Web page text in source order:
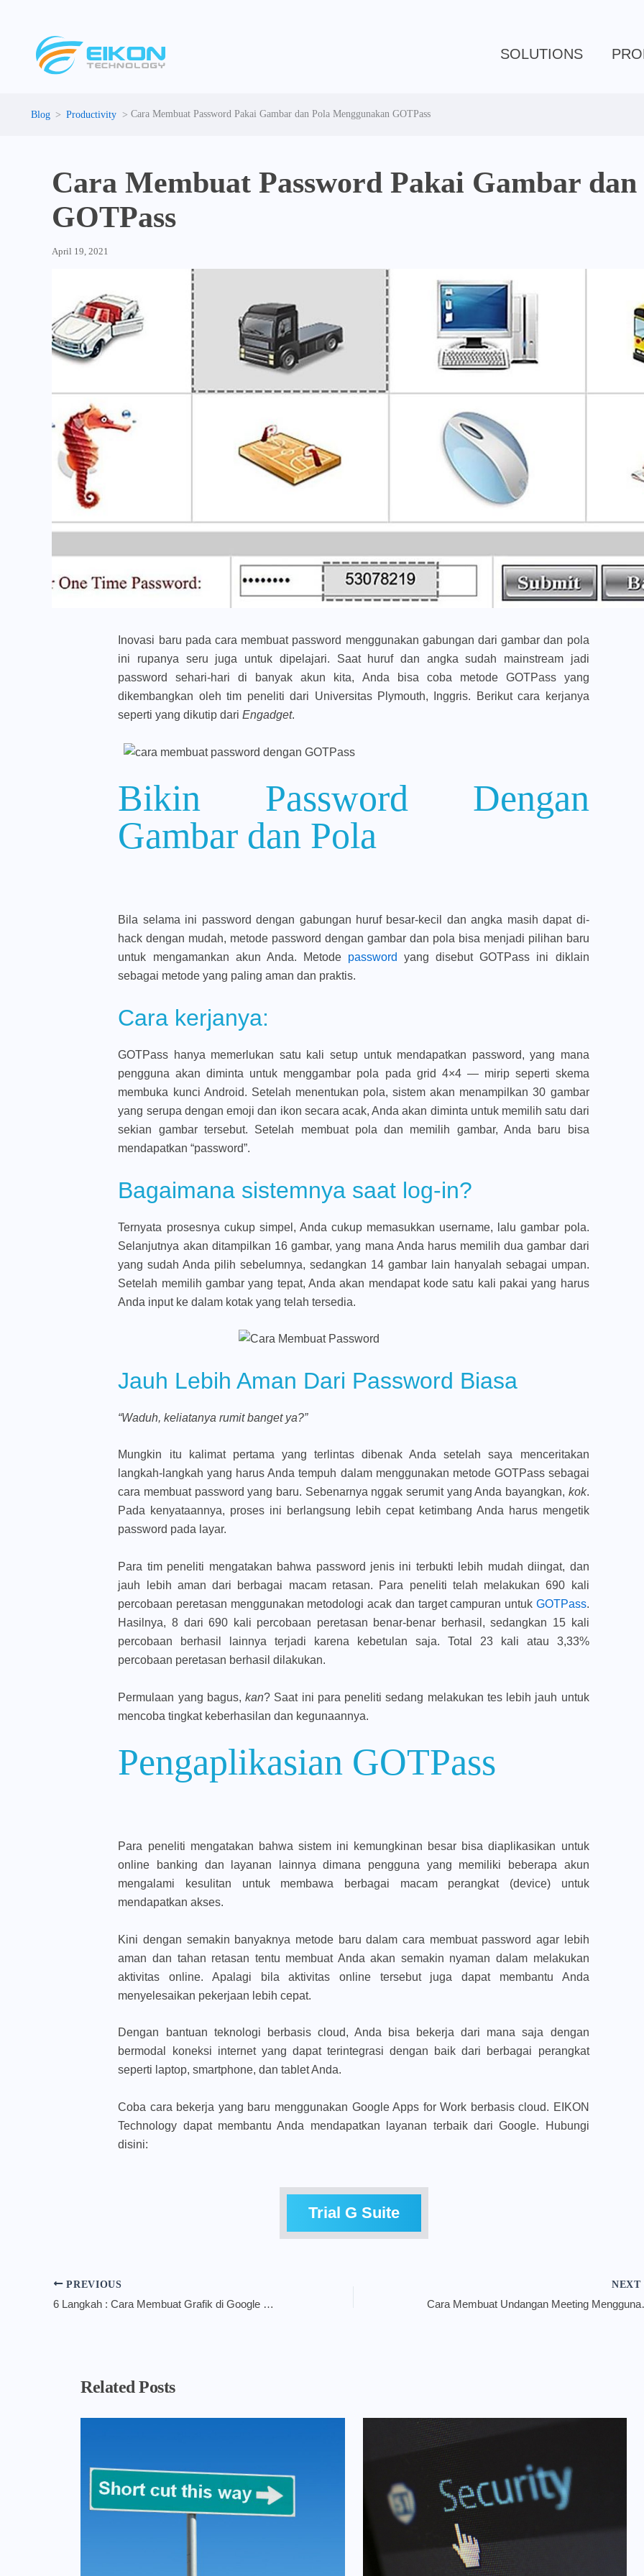
SOLUTIONS
Productivity Cara Membuat Password Pakai Gambar dan Pola Menggunakan GOTPass
Cara Membuat Password Pakai Gambar
GOTPass
April 19, 2021
Inovasi baru pada cara membuat password menggunakan gabungan dari gambar dan pola
ini rupanya seru juga untuk dipelajari. Saat huruf dan angka sudah mainstream jadi
password sehari-hari di banyak akun kita, Anda bisa coba metode GOTPass yang
dikembangkan oleh tim peneliti dari Universitas Plymouth, Inggris. Berikut cara kerjanya
seperti yang dikutip dariEngadget.
Bikin Password Dengan
Gambar dan Pola
Bila selama ini password dengan gabungan huruf besar-kecil dan angka masih dapat di-
hack dengan mudah, metode password dengan gambar dan pola bisa menjadi pilihan baru
untuk mengamankan akun Anda. Metode password
yang disebut GOTPass ini diklain
sebagai metode yang paling aman dan praktis.
Cara kerjanya:
GOTPass hanya memerlukan satu kali setup untuk mendapatkan password, yang mana
pengguna akan diminta untuk menggambar pola pada grid 4×4 — mirip seperti skema
membuka kunci Android. Setelah menentukan pola, sistem akan menampilkan 30 gambar
yang serupa dengan emoji dan ikon secara acak, Anda akan diminta untuk memilih satu dari
sekian gambar tersebut. Setelah membuat pola dan memilih gambar, Anda baru bisa
mendapatkan “password”.
Bagaimana sistemnya saat log-in?
Ternyata prosesnya cukup simpel, Anda cukup memasukkan username, lalu gambar pola.
Selanjutnya akan ditampilkan 16 gambar, yang mana Anda harus memilih dua gambar dari
yang sudah Anda pilih sebelumnya, sedangkan 14 gambar lain hanyalah sebagai umpan.
Setelah memilih gambar yang tepat, Anda akan mendapat kode satu kali pakai yang harus
Anda input ke dalam kotak yang telah tersedia.
Jauh Lebih Aman Dari Password Biasa
“Waduh, keliatanya rumit banget ya?”
Mungkin itu kalimat pertama yang terlintas dibenak Anda setelah saya menceritakan
langkah-langkah yang harus Anda tempuh dalam menggunakan metode GOTPass sebagai
cara membuat password yang baru. Sebenarnya nggak serumit yang Anda bayangkan, kok.
Pada kenyataannya, proses ini berlangsung lebih cepat ketimbang Anda harus mengetik
password pada layar.
Para tim peneliti mengatakan bahwa password jenis ini terbukti lebih mudah diingat, dan
jauh lebih aman dari berbagai macam retasan. Para peneliti telah melakukan 690 kali
percobaan peretasan menggunakan metodologi acak dan target campuran untuk GOTPass.
Hasilnya, 8 dari 690 kali percobaan peretasan benar-benar berhasil, sedangkan 15 kali
percobaan berhasil lainnya terjadi karena kebetulan saja. Total 23 kali atau 3,33%
percobaan peretasan berhasil dilakukan.
Permulaan yang bagus,kan? Saat ini para peneliti sedang melakukan tes lebih jauh untuk
mencoba tingkat keberhasilan dan kegunaannya.
Pengaplikasian GOTPass
Para peneliti mengatakan bahwa sistem ini kemungkinan besar bisa diaplikasikan untuk
online banking dan layanan lainnya dimana pengguna yang memiliki beberapa akun
mengalami kesulitan untuk membawa berbagai macam perangkat (device) untuk
mendapatkan akses.
Kini dengan semakin banyaknya metode baru dalam cara membuat password agar lebih
aman dan tahan retasan tentu membuat Anda akan semakin nyaman dalam melakukan
aktivitas online. Apalagi bila aktivitas online tersebut juga dapat membantu Anda
menyelesaikan pekerjaan lebih cepat.
Dengan bantuan teknologi berbasis cloud, Anda bisa bekerja dari mana saja dengan
bermodal koneksi internet yang dapat terintegrasi dengan baik dari berbagai perangkat
seperti laptop, smartphone, dan tablet Anda.
Coba cara bekerja yang baru menggunakan Google Apps for Work berbasis cloud. EIKON
Technology dapat membantu Anda mendapatkan layanan terbaik dari Google. Hubungi
disini:
Trial G Suite
PREVIOUS
6 Langkah : Cara Membuat Grafik di Google Spreadsheet
NEXT
Cara
Related Posts